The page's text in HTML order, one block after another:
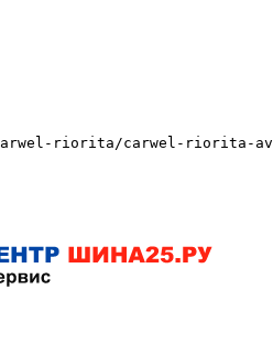
riorita/carwel-riorita-